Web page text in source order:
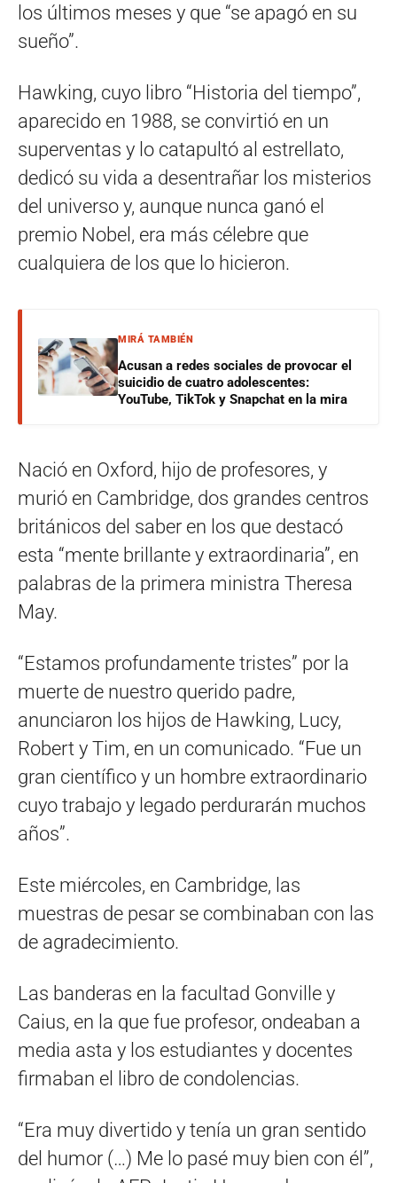
los últimos meses y que “se apagó en su
sueño”.
Hawking, cuyo libro “Historia del tiempo”,
aparecido en 1988, se convirtió en un
superventas y lo catapultó al estrellato,
dedicó su vida a desentrañar los misterios
del universo y, aunque nunca ganó el
premio Nobel, era más célebre que
cualquiera de los que lo hicieron.
MIRÁ TAMBIÉN
Acusan a redes sociales de provocar el
suicidio de cuatro adolescentes:
YouTube, TikTok y Snapchat en la mira
Nació en Oxford, hijo de profesores, y
murió en Cambridge, dos grandes centros
británicos del saber en los que destacó
esta “mente brillante y extraordinaria”, en
palabras de la primera ministra Theresa
May.
“Estamos profundamente tristes” por la
muerte de nuestro querido padre,
anunciaron los hijos de Hawking, Lucy,
Robert y Tim, en un comunicado. “Fue un
gran científico y un hombre extraordinario
cuyo trabajo y legado perdurarán muchos
años”.
Este miércoles, en Cambridge, las
muestras de pesar se combinaban con las
de agradecimiento.
Las banderas en la facultad Gonville y
Caius, en la que fue profesor, ondeaban a
media asta y los estudiantes y docentes
firmaban el libro de condolencias.
“Era muy divertido y tenía un gran sentido
del humor (…) Me lo pasé muy bien con él”,